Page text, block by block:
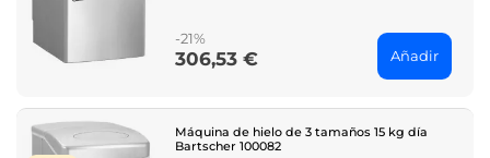
-21%
Price
306,53 € Añadir
Máquina de hielo de 3 tamaños 15 kg día
Bartscher 100082